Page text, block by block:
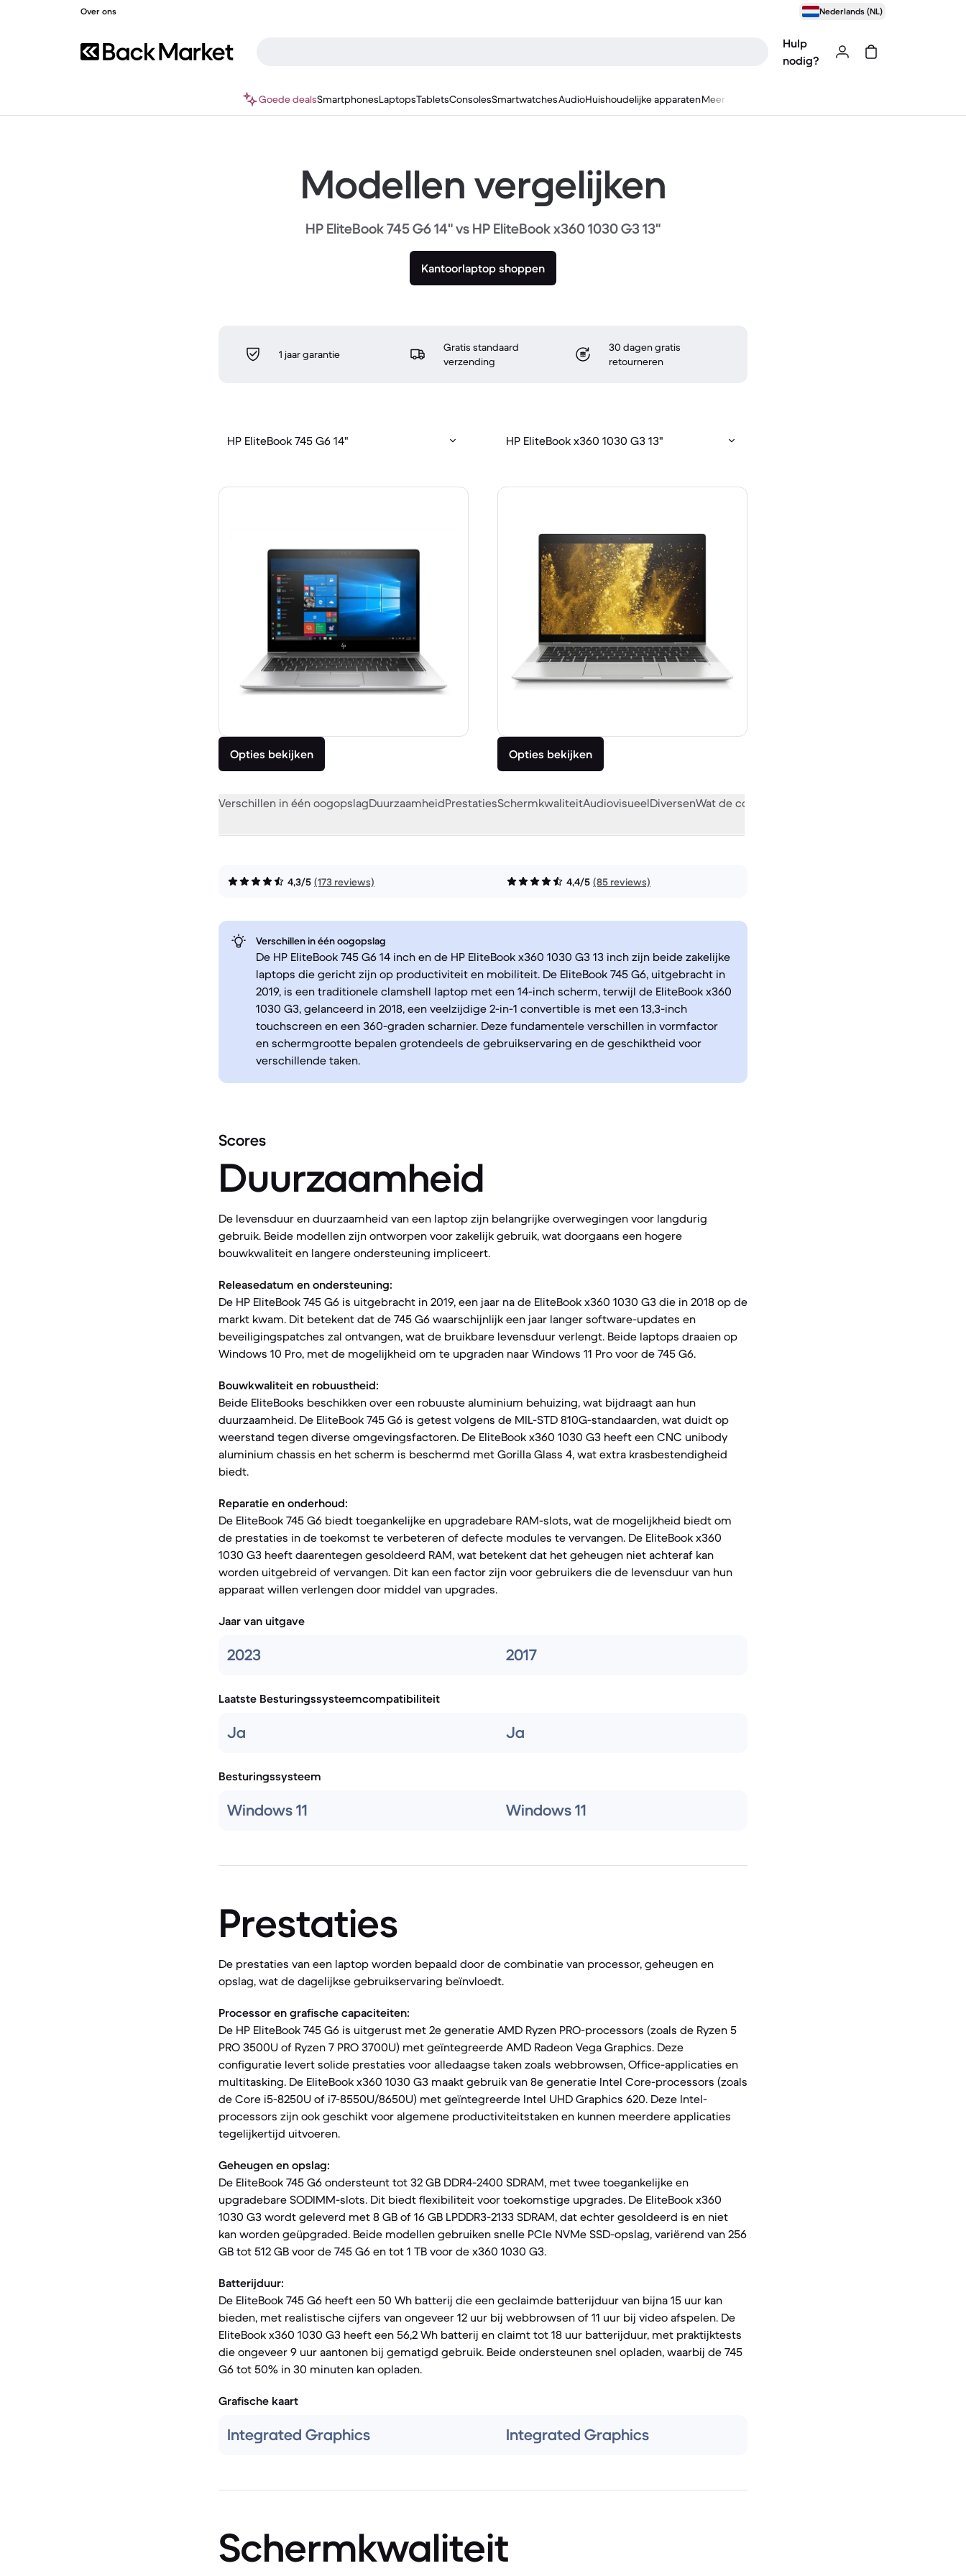
Over ons Nederlands (NL)
Hulp
nodig?
Goede dealsSmartphonesLaptopsTabletsConsolesSmartwatchesAudioHuishoudelijke apparatenMeer
Modellen vergelijken
HP EliteBook 745 G6 14" vs HP EliteBook x360 1030 G3 13"
Kantoorlaptop shoppen
1 jaar garantie
Gratis standaard
verzending
30 dagen gratis
retourneren
HP EliteBook 745 G6 14" HP EliteBook x360 1030 G3 13"
Opties bekijken Opties bekijken
Verschillen in één oogopslagDuurzaamheidPrestatiesSchermkwaliteitAudiovisueelDiversenWat de community vindt
4,3/5 (173 reviews) 4,4/5 (85 reviews)
Verschillen in één oogopslag
De HP EliteBook 745 G6 14 inch en de HP EliteBook x360 1030 G3 13 inch zijn beide zakelijke
laptops die gericht zijn op productiviteit en mobiliteit. De EliteBook 745 G6, uitgebracht in
2019, is een traditionele clamshell laptop met een 14-inch scherm, terwijl de EliteBook x360
1030 G3, gelanceerd in 2018, een veelzijdige 2-in-1 convertible is met een 13,3-inch
touchscreen en een 360-graden scharnier. Deze fundamentele verschillen in vormfactor
en schermgrootte bepalen grotendeels de gebruikservaring en de geschiktheid voor
verschillende taken.
Scores
Duurzaamheid
De levensduur en duurzaamheid van een laptop zijn belangrijke overwegingen voor langdurig
gebruik. Beide modellen zijn ontworpen voor zakelijk gebruik, wat doorgaans een hogere
bouwkwaliteit en langere ondersteuning impliceert.
Releasedatum en ondersteuning:
De HP EliteBook 745 G6 is uitgebracht in 2019, een jaar na de EliteBook x360 1030 G3 die in 2018 op de
markt kwam. Dit betekent dat de 745 G6 waarschijnlijk een jaar langer software-updates en
beveiligingspatches zal ontvangen, wat de bruikbare levensduur verlengt. Beide laptops draaien op
Windows 10 Pro, met de mogelijkheid om te upgraden naar Windows 11 Pro voor de 745 G6.
Bouwkwaliteit en robuustheid:
Beide EliteBooks beschikken over een robuuste aluminium behuizing, wat bijdraagt aan hun
duurzaamheid. De EliteBook 745 G6 is getest volgens de MIL-STD 810G-standaarden, wat duidt op
weerstand tegen diverse omgevingsfactoren. De EliteBook x360 1030 G3 heeft een CNC unibody
aluminium chassis en het scherm is beschermd met Gorilla Glass 4, wat extra krasbestendigheid
biedt.
Reparatie en onderhoud:
De EliteBook 745 G6 biedt toegankelijke en upgradebare RAM-slots, wat de mogelijkheid biedt om
de prestaties in de toekomst te verbeteren of defecte modules te vervangen. De EliteBook x360
1030 G3 heeft daarentegen gesoldeerd RAM, wat betekent dat het geheugen niet achteraf kan
worden uitgebreid of vervangen. Dit kan een factor zijn voor gebruikers die de levensduur van hun
apparaat willen verlengen door middel van upgrades.
Jaar van uitgave
2023 2017
Laatste Besturingssysteemcompatibiliteit
Ja Ja
Besturingssysteem
Windows 11 Windows 11
Prestaties
De prestaties van een laptop worden bepaald door de combinatie van processor, geheugen en
opslag, wat de dagelijkse gebruikservaring beïnvloedt.
Processor en grafische capaciteiten:
De HP EliteBook 745 G6 is uitgerust met 2e generatie AMD Ryzen PRO-processors (zoals de Ryzen 5
PRO 3500U of Ryzen 7 PRO 3700U) met geïntegreerde AMD Radeon Vega Graphics. Deze
configuratie levert solide prestaties voor alledaagse taken zoals webbrowsen, Office-applicaties en
multitasking. De EliteBook x360 1030 G3 maakt gebruik van 8e generatie Intel Core-processors (zoals
de Core i5-8250U of i7-8550U/8650U) met geïntegreerde Intel UHD Graphics 620. Deze Intel-
processors zijn ook geschikt voor algemene productiviteitstaken en kunnen meerdere applicaties
tegelijkertijd uitvoeren.
Geheugen en opslag:
De EliteBook 745 G6 ondersteunt tot 32 GB DDR4-2400 SDRAM, met twee toegankelijke en
upgradebare SODIMM-slots. Dit biedt flexibiliteit voor toekomstige upgrades. De EliteBook x360
1030 G3 wordt geleverd met 8 GB of 16 GB LPDDR3-2133 SDRAM, dat echter gesoldeerd is en niet
kan worden geüpgraded. Beide modellen gebruiken snelle PCIe NVMe SSD-opslag, variërend van 256
GB tot 512 GB voor de 745 G6 en tot 1 TB voor de x360 1030 G3.
Batterijduur:
De EliteBook 745 G6 heeft een 50 Wh batterij die een geclaimde batterijduur van bijna 15 uur kan
bieden, met realistische cijfers van ongeveer 12 uur bij webbrowsen of 11 uur bij video afspelen. De
EliteBook x360 1030 G3 heeft een 56,2 Wh batterij en claimt tot 18 uur batterijduur, met praktijktests
die ongeveer 9 uur aantonen bij gematigd gebruik. Beide ondersteunen snel opladen, waarbij de 745
G6 tot 50% in 30 minuten kan opladen.
Grafische kaart
Integrated Graphics Integrated Graphics
Schermkwaliteit